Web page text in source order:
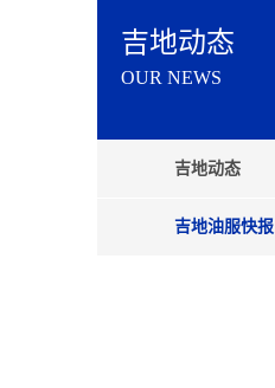
吉地动态
OUR NEWS
吉地动态
吉地油服快报